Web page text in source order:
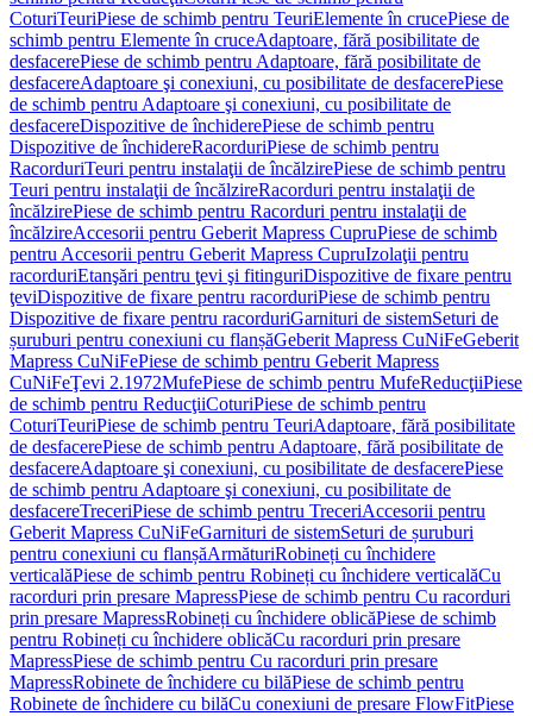
CoturiTeuriPiese de schimb pentru TeuriElemente în crucePiese de
schimb pentru Elemente în cruceAdaptoare, fără posibilitate de
desfacerePiese de schimb pentru Adaptoare, fără posibilitate de
desfacereAdaptoare şi conexiuni, cu posibilitate de desfacerePiese
de schimb pentru Adaptoare şi conexiuni, cu posibilitate de
desfacereDispozitive de închiderePiese de schimb pentru
Dispozitive de închidereRacorduriPiese de schimb pentru
RacorduriTeuri pentru instalaţii de încălzirePiese de schimb pentru
Teuri pentru instalaţii de încălzireRacorduri pentru instalaţii de
încălzirePiese de schimb pentru Racorduri pentru instalaţii de
încălzireAccesorii pentru Geberit Mapress CupruPiese de schimb
pentru Accesorii pentru Geberit Mapress CupruIzolaţii pentru
racorduriEtanşări pentru ţevi şi fitinguriDispozitive de fixare pentru
ţeviDispozitive de fixare pentru racorduriPiese de schimb pentru
Dispozitive de fixare pentru racorduriGarnituri de sistemSeturi de
șuruburi pentru conexiuni cu flanșăGeberit Mapress CuNiFeGeberit
Mapress CuNiFePiese de schimb pentru Geberit Mapress
CuNiFeŢevi 2.1972MufePiese de schimb pentru MufeReducţiiPiese
de schimb pentru ReducţiiCoturiPiese de schimb pentru
CoturiTeuriPiese de schimb pentru TeuriAdaptoare, fără posibilitate
de desfacerePiese de schimb pentru Adaptoare, fără posibilitate de
desfacereAdaptoare şi conexiuni, cu posibilitate de desfacerePiese
de schimb pentru Adaptoare şi conexiuni, cu posibilitate de
desfacereTreceriPiese de schimb pentru TreceriAccesorii pentru
Geberit Mapress CuNiFeGarnituri de sistemSeturi de șuruburi
pentru conexiuni cu flanșăArmăturiRobineți cu închidere
verticalăPiese de schimb pentru Robineți cu închidere verticalăCu
racorduri prin presare MapressPiese de schimb pentru Cu racorduri
prin presare MapressRobineți cu închidere oblicăPiese de schimb
pentru Robineți cu închidere oblicăCu racorduri prin presare
MapressPiese de schimb pentru Cu racorduri prin presare
MapressRobinete de închidere cu bilăPiese de schimb pentru
Robinete de închidere cu bilăCu conexiuni de presare FlowFitPiese